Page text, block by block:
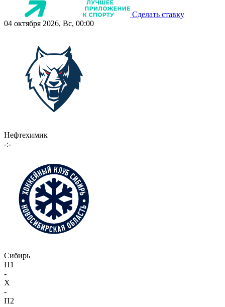
Сделать ставку
04 октября 2026, Вс, 00:00
Нефтехимик
-:-
Сибирь
П1
-
X
-
П2